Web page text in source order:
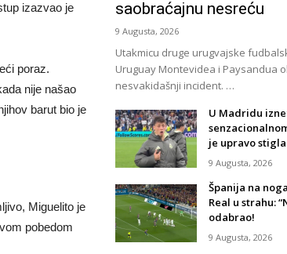
izazvao je
poraz.
nije našao
barut bio je
Miguelito je
pobedom
saobraćajnu nesreću
9 Augusta, 2026
Utakmicu druge urugvajske
Uruguay Montevidea i Paysandua
nesvakidašnji incident. …
U Madridu
je upravo
9 Augusta, 2026
Španija na
Real u strahu:
odabrao!
9 Augusta, 2026